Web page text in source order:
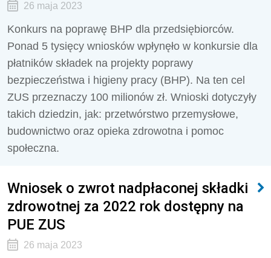
26 maja 2023
Konkurs na poprawę BHP dla przedsiębiorców.
Ponad 5 tysięcy wniosków wpłynęło w konkursie dla
płatników składek na projekty poprawy
bezpieczeństwa i higieny pracy (BHP). Na ten cel
ZUS przeznaczy 100 milionów zł. Wnioski dotyczyły
takich dziedzin, jak: przetwórstwo przemysłowe,
budownictwo oraz opieka zdrowotna i pomoc
społeczna.
Wniosek o zwrot nadpłaconej składki
zdrowotnej za 2022 rok dostępny na
PUE ZUS
26 maja 2023